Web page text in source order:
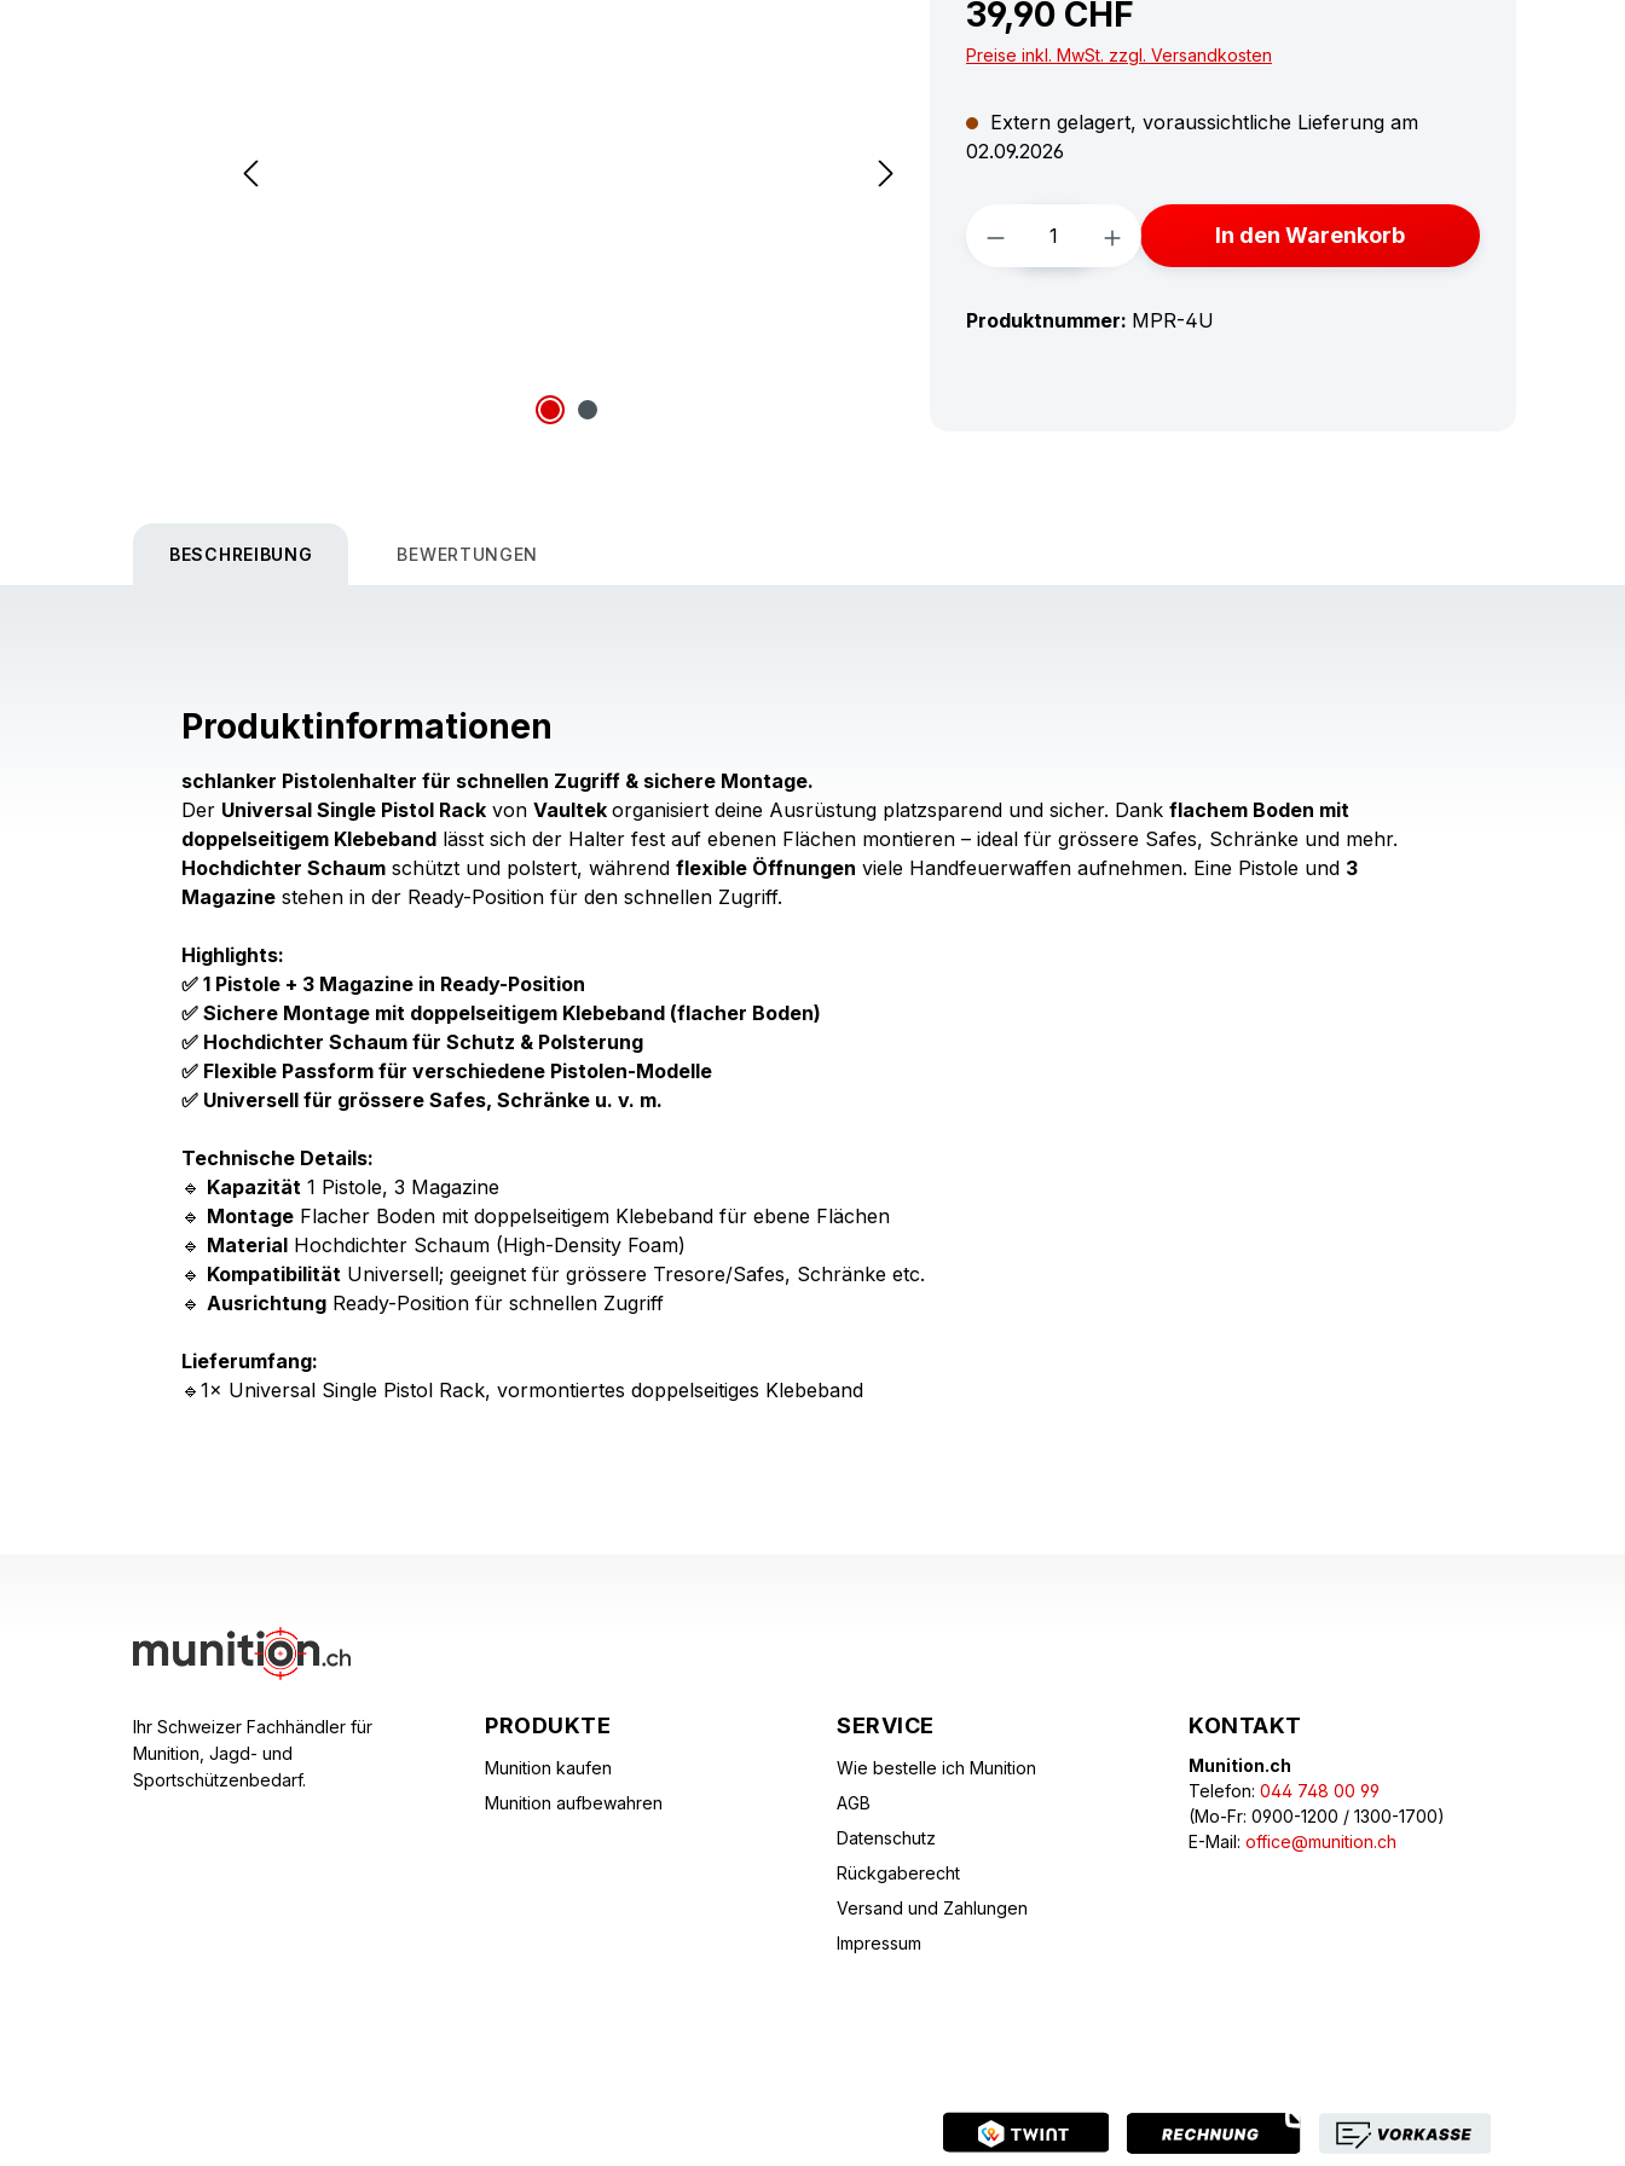
39,90 CHF
Preise inkl. MwSt. zzgl. Versandkosten
Extern gelagert, voraussichtliche Lieferung am
02.09.2026
Produkt Anzahl: Gib den gewünschten Wert
In den Warenkorb
Produktnummer: MPR-4U
BESCHREIBUNG BEWERTUNGEN
Produktinformationen
schlanker Pistolenhalter für schnellen Zugriff & sichere Montage.
Der Universal Single Pistol Rack von Vaultek organisiert deine Ausrüstung platzsparend und sicher. Dank flachem Boden mit
doppelseitigem Klebeband lässt sich der Halter fest auf ebenen Flächen montieren – ideal für grössere Safes, Schränke und mehr.
Hochdichter Schaum schützt und polstert, während flexible Öffnungen viele Handfeuerwaffen aufnehmen. Eine Pistole und 3
Magazine stehen in der Ready-Position für den schnellen Zugriff.
Highlights:
✅ 1 Pistole + 3 Magazine in Ready-Position
✅ Sichere Montage mit doppelseitigem Klebeband (flacher Boden)
✅ Hochdichter Schaum für Schutz & Polsterung
✅ Flexible Passform für verschiedene Pistolen-Modelle
✅ Universell für grössere Safes, Schränke u. v. m.
Technische Details:
🔹 Kapazität 1 Pistole, 3 Magazine
🔹 Montage Flacher Boden mit doppelseitigem Klebeband für ebene Flächen
🔹 Material Hochdichter Schaum (High-Density Foam)
🔹 Kompatibilität Universell; geeignet für grössere Tresore/Safes, Schränke etc.
🔹 Ausrichtung Ready-Position für schnellen Zugriff
Lieferumfang:
🔹1× Universal Single Pistol Rack, vormontiertes doppelseitiges Klebeband
Ihr Schweizer Fachhändler für
Munition, Jagd- und
Sportschützenbedarf.
PRODUKTE
Munition kaufen
Munition aufbewahren
SERVICE
Wie bestelle ich Munition
AGB
Datenschutz
Rückgaberecht
Versand und Zahlungen
Impressum
KONTAKT
Munition.ch
Telefon: 044 748 00 99
(Mo-Fr: 0900-1200 / 1300-1700)
E-Mail: office@munition.ch